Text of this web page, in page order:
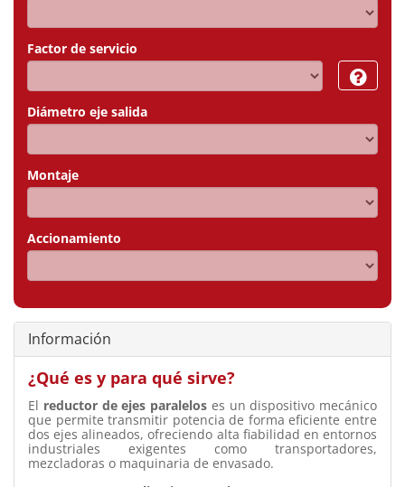
Factor de servicio
Diámetro eje salida
Montaje
Accionamiento
Información
¿Qué es y para qué sirve?
El reductor de ejes paralelos es un dispositivo mecánico
que permite transmitir potencia de forma eficiente entre
dos ejes alineados, ofreciendo alta fiabilidad en entornos
industriales exigentes como transportadores,
mezcladoras o maquinaria de envasado.